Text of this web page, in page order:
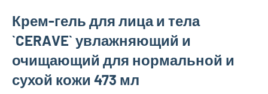
Крем-гель для лица и тела
`CERAVE` увлажняющий и
очищающий для нормальной и
сухой кожи 473 мл